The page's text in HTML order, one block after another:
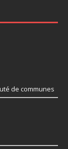
de communes